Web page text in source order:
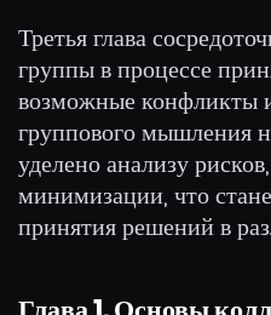
Третья глава
группы в процессе
возможные конфликты
группового мышления
уделено анализу
минимизации, что
принятия решений в